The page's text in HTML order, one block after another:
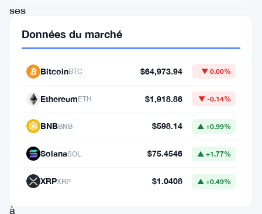
ses
solutions
finance
décentralisée,
suscité
intérêt
accru
suite
à
Données du marché
BitcoinBTC $64,973.94 ▼ 0.00%
EthereumETH $1,918.86 ▼ -0.14%
BNBBNB $598.14 ▲ +0.99%
SolanaSOL $75.4546 ▲ +1.77%
XRPXRP $1.0408 ▲ +0.49%